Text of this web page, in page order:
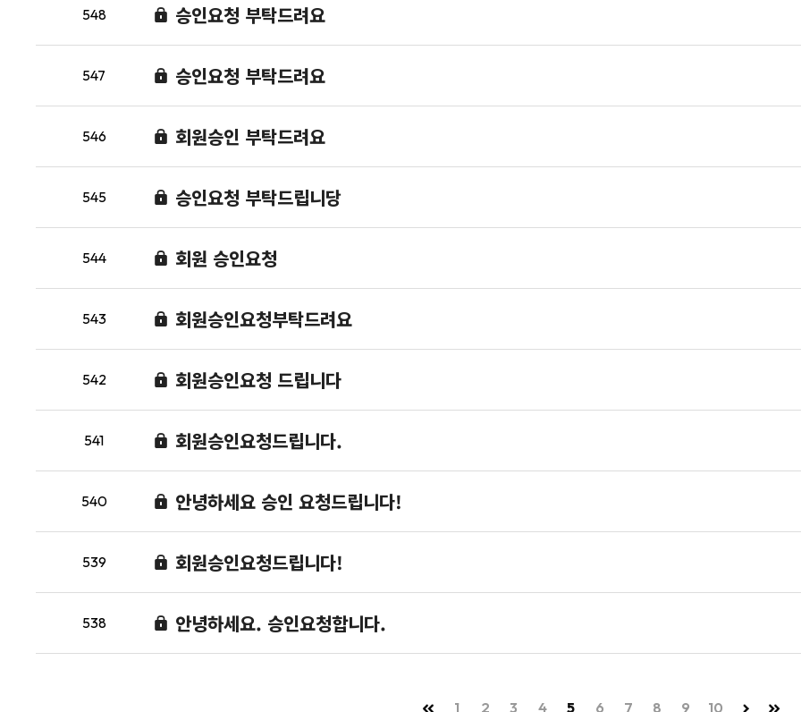
548 승인요청 부탁드려요
547 승인요청 부탁드려요
546 회원승인 부탁드려요
545 승인요청 부탁드립니당
544 회원 승인요청
543 회원승인요청부탁드려요
542 회원승인요청 드립니다
541 회원승인요청드립니다.
540 안녕하세요 승인 요청드립니다!
539 회원승인요청드립니다!
538 안녕하세요. 승인요청합니다.
1 2 3 4 5 6 7 8 9 10